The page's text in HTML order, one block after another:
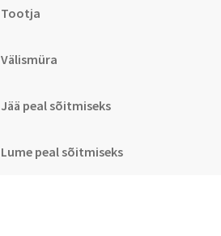
Tootja
Välismüra
Jää peal sõitmiseks
Lume peal sõitmiseks